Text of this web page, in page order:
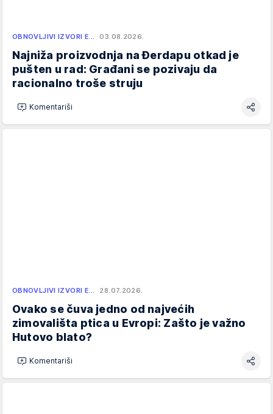
OBNOVLJIVI IZVORI E… 03.08.2026.
Najniža proizvodnja na Đerdapu otkad je
pušten u rad: Građani se pozivaju da
racionalno troše struju
Komentariši
OBNOVLJIVI IZVORI E… 28.07.2026.
Ovako se čuva jedno od najvećih
zimovališta ptica u Evropi: Zašto je važno
Hutovo blato?
Komentariši